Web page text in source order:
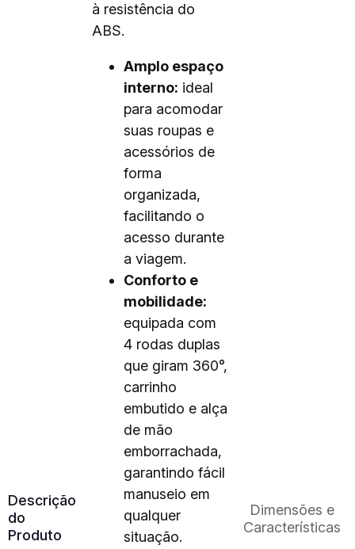
Descrição
do
Produto
à resistência do
ABS.
Amplo espaço
interno: ideal
para acomodar
suas roupas e
acessórios de
forma
organizada,
facilitando o
acesso durante
a viagem.
Conforto e
mobilidade:
equipada com
4 rodas duplas
que giram 360°,
carrinho
embutido e alça
de mão
emborrachada,
garantindo fácil
manuseio em
qualquer
situação.
Dimensões e
Características